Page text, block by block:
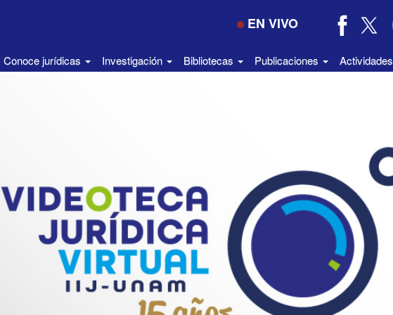
EN VIVO
Conoce jurídicas Investigación Bibliotecas Publicaciones Actividades